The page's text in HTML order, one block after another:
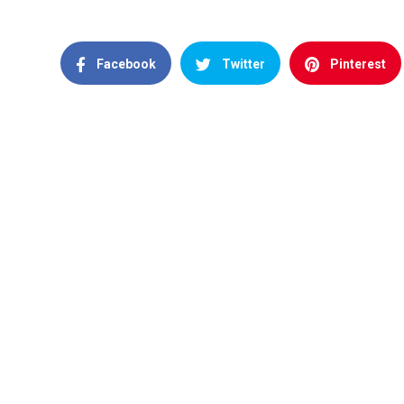
Facebook Twitter Pinterest